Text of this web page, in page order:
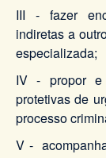
III - fazer
indiretas a
especializada;
IV - propor e
protetivas de
processo
V -